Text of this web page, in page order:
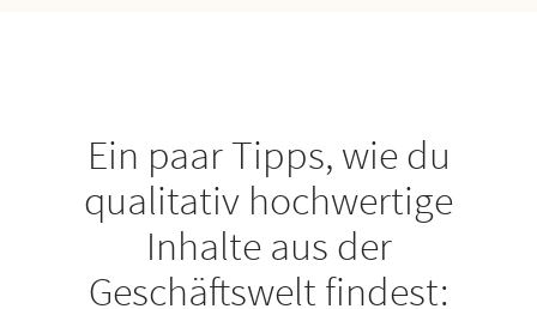
Geschäftswelt findest
LinkedIn News
, um die wichtigen Business-, und
Karrierenachrichten des Tages zu sehen. Wir decken
eine Vielzahl von Themen, vom Risikokapital über
Finanzdienstleistungen bis hin zu Tech- und
Ein paar Tipps, wie du
qualitativ hochwertige
Inhalte aus der
Geschäftswelt findest: